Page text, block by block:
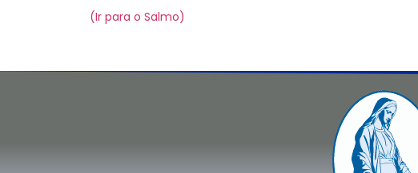
(Ir para o Salmo)